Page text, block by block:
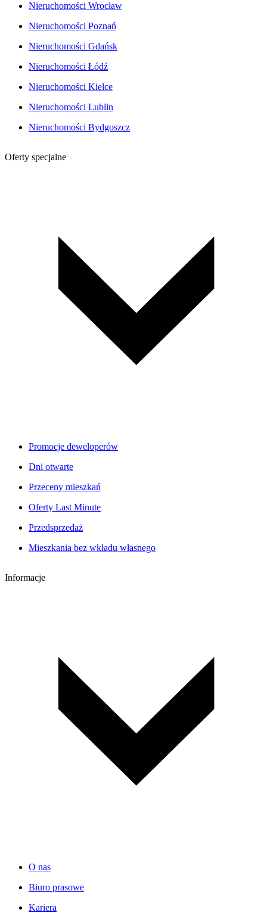
Nieruchomości Wrocław
Nieruchomości Poznań
Nieruchomości Gdańsk
Nieruchomości Łódź
Nieruchomości Kielce
Nieruchomości Lublin
Nieruchomości Bydgoszcz
Oferty specjalne
Promocje deweloperów
Dni otwarte
Przeceny mieszkań
Oferty Last Minute
Przedsprzedaż
Mieszkania bez wkładu własnego
Informacje
O nas
Biuro prasowe
Kariera